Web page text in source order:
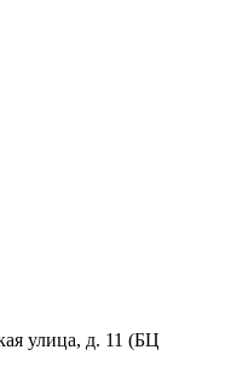
улица, д. 11 (БЦ